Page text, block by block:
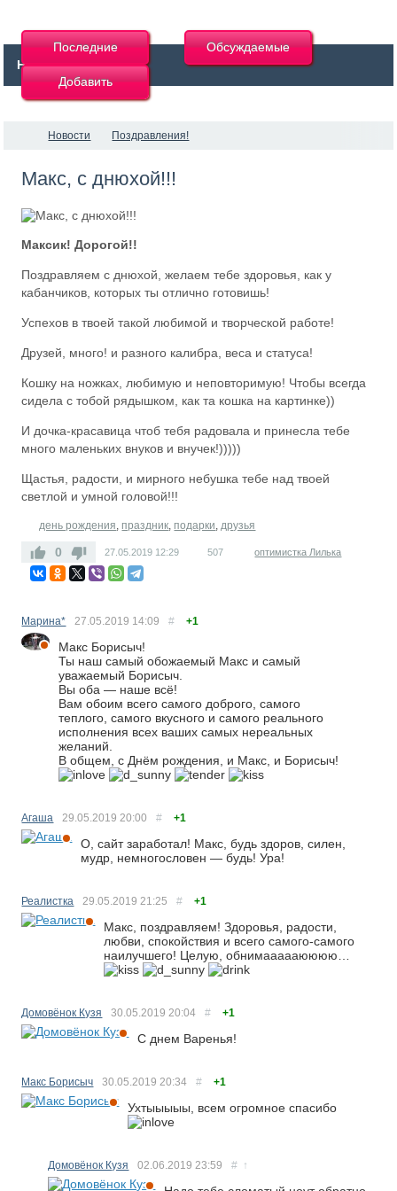
Новости
Последние Обсуждаемые
Добавить
Новости Поздравления!
Макс, с днюхой!!!
Максик! Дорогой!!
Поздравляем с днюхой, желаем тебе здоровья, как у
кабанчиков, которых ты отлично готовишь!
Успехов в твоей такой любимой и творческой работе!
Друзей, много! и разного калибра, веса и статуса!
Кошку на ножках, любимую и неповторимую! Чтобы всегда
сидела с тобой рядышком, как та кошка на картинке))
И дочка-красавица чтоб тебя радовала и принесла тебе
много маленьких внуков и внучек!)))))
Щастья, радости, и мирного небушка тебе над твоей
светлой и умной головой!!!
день рождения, праздник, подарки,друзья
0 27.05.2019 12:29 507 оптимистка Лилька
Марина* 27.05.2019 14:09 # +1
Макс Борисыч!
Ты наш самый обожаемый Макс и самый
уважаемый Борисыч.
Вы оба — наше всё!
Вам обоим всего самого доброго, самого
теплого, самого вкусного и самого реального
исполнения всех ваших самых нереальных
желаний.
В общем, с Днём рождения, и Макс, и Борисыч!
Агаша 29.05.2019 20:00 # +1
О, сайт заработал! Макс, будь здоров, силен,
мудр, немногословен — будь! Ура!
Реалистка 29.05.2019 21:25 # +1
Макс, поздравляем! Здоровья, радости,
любви, спокойствия и всего самого-самого
наилучшего! Целую, обнимаааааюююю…
Домовёнок Кузя 30.05.2019 20:04 # +1
С днем Варенья!
Макс Борисыч 30.05.2019 20:34 # +1
Ухтыыыыы, всем огромное спасибо
Домовёнок Кузя 02.06.2019 23:59 # ↑